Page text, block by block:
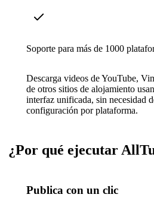
Soporte para más de 1000
Descarga videos de YouTube,
de otros sitios de alojamiento
interfaz unificada, sin necesidad
configuración por plataforma.
¿Por qué ejecutar
Publica con un clic